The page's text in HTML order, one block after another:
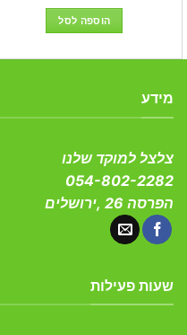
הוספה לסל
מידע
צלצל למוקד שלנו
054-802-2282
הפרסה 26 ,ירושלים
שעות פעילות